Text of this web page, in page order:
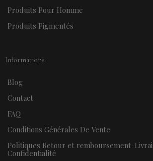
Produits Pour Homme
Produits Pigmentés
Informations
Blog
Contact
FAQ
Conditions Générales De Vente
Politiques Retour et remboursement-
Confidentialité